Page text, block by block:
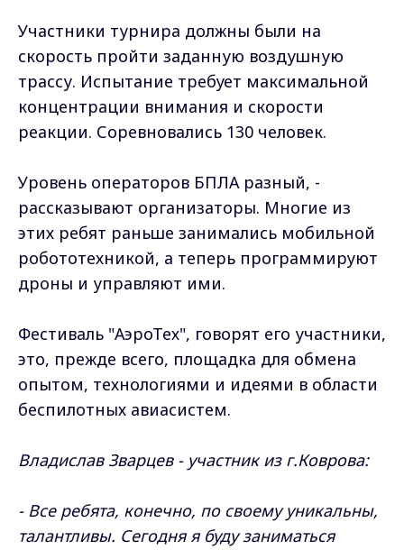
Участники турнира должны были на
скорость пройти заданную воздушную
трассу. Испытание требует максимальной
концентрации внимания и скорости
реакции. Соревновались 130 человек.
Уровень операторов БПЛА разный, -
рассказывают организаторы. Многие из
этих ребят раньше занимались мобильной
робототехникой, а теперь программируют
дроны и управляют ими.
Фестиваль "АэроТех", говорят его участники,
это, прежде всего, площадка для обмена
опытом, технологиями и идеями в области
беспилотных авиасистем.
Владислав Зварцев - участник из г.Коврова:
- Все ребята, конечно, по своему уникальны,
талантливы. Сегодня я буду заниматься